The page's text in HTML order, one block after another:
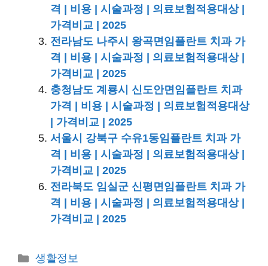
격 | 비용 | 시술과정 | 의료보험적용대상 |
가격비교 | 2025
전라남도 나주시 왕곡면임플란트 치과 가
격 | 비용 | 시술과정 | 의료보험적용대상 |
가격비교 | 2025
충청남도 계룡시 신도안면임플란트 치과
가격 | 비용 | 시술과정 | 의료보험적용대상
| 가격비교 | 2025
서울시 강북구 수유1동임플란트 치과 가
격 | 비용 | 시술과정 | 의료보험적용대상 |
가격비교 | 2025
전라북도 임실군 신평면임플란트 치과 가
격 | 비용 | 시술과정 | 의료보험적용대상 |
가격비교 | 2025
카
생활정보